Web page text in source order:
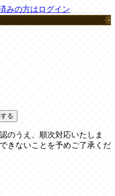
みの方はログイン
る
のうえ、順次対応いたしま
きないことを予めご了承くだ